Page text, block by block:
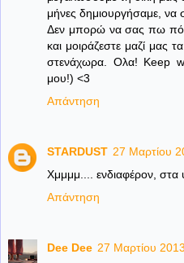
μήνες δημιουργήσαμε, να
Δεν μπορώ να σας πω
και μοιράζεστε μαζί μας
στενάχωρα. Ολα! Keep
μου!) <3
Απάντηση
STARDUST 27 Μαρτίου
Χμμμμ.... ενδιαφέρον, στα
Απάντηση
Dee Dee 27 Μαρτίου